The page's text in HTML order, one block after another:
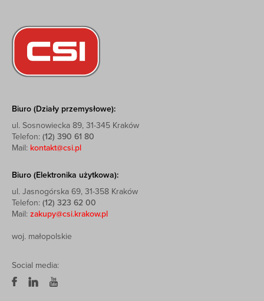
Biuro (Działy przemysłowe):
ul. Sosnowiecka 89, 31-345 Kraków
Telefon: (12) 390 61 80
Mail: kontakt@csi.pl
Biuro (Elektronika użytkowa):
ul. Jasnogórska 69, 31-358 Kraków
Telefon: (12) 323 62 00
Mail: zakupy@csi.krakow.pl
woj. małopolskie
Social media: